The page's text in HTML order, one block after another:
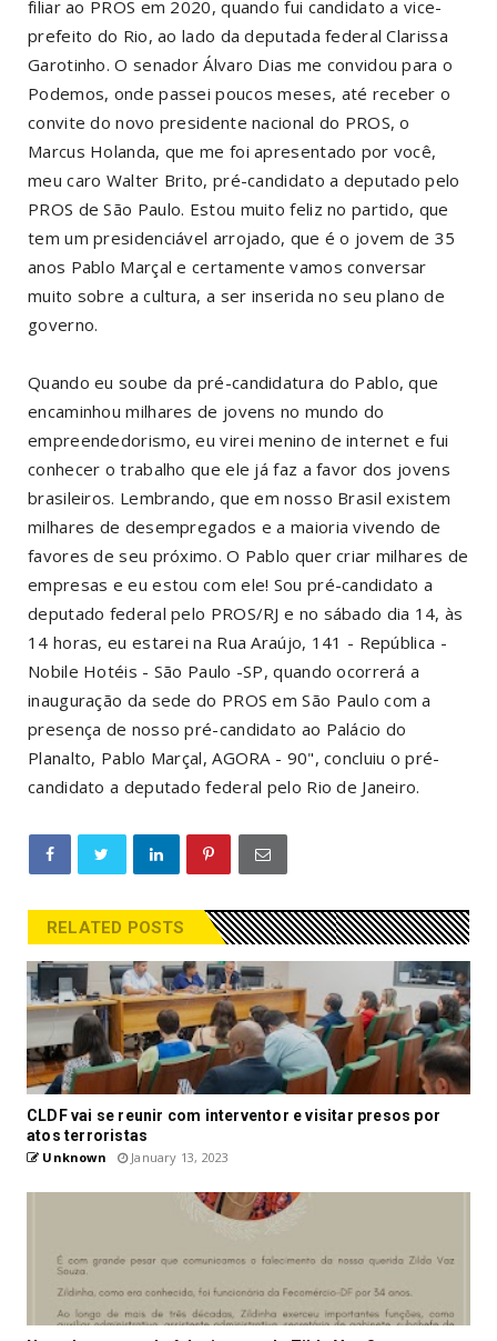
filiar ao PROS em 2020, quando fui candidato a vice-
prefeito do Rio, ao lado da deputada federal Clarissa
Garotinho. O senador Álvaro Dias me convidou para o
Podemos, onde passei poucos meses, até receber o
convite do novo presidente nacional do PROS, o
Marcus Holanda, que me foi apresentado por você,
meu caro Walter Brito, pré-candidato a deputado pelo
PROS de São Paulo. Estou muito feliz no partido, que
tem um presidenciável arrojado, que é o jovem de 35
anos Pablo Marçal e certamente vamos conversar
muito sobre a cultura, a ser inserida no seu plano de
governo.
Quando eu soube da pré-candidatura do Pablo, que
encaminhou milhares de jovens no mundo do
empreendedorismo, eu virei menino de internet e fui
conhecer o trabalho que ele já faz a favor dos jovens
brasileiros. Lembrando, que em nosso Brasil existem
milhares de desempregados e a maioria vivendo de
favores de seu próximo. O Pablo quer criar milhares de
empresas e eu estou com ele! Sou pré-candidato a
deputado federal pelo PROS/RJ e no sábado dia 14, às
14 horas, eu estarei na Rua Araújo, 141 - República -
Nobile Hotéis - São Paulo -SP, quando ocorrerá a
inauguração da sede do PROS em São Paulo com a
presença de nosso pré-candidato ao Palácio do
Planalto, Pablo Marçal, AGORA - 90", concluiu o pré-
candidato a deputado federal pelo Rio de Janeiro.
RELATED POSTS
CLDF vai se reunir com interventor e visitar presos por
atos terroristas
Unknown January 13, 2023